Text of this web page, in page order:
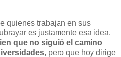
quienes trabajan en sus
es justamente esa idea.
que no siguió el camino
, pero que hoy dirige